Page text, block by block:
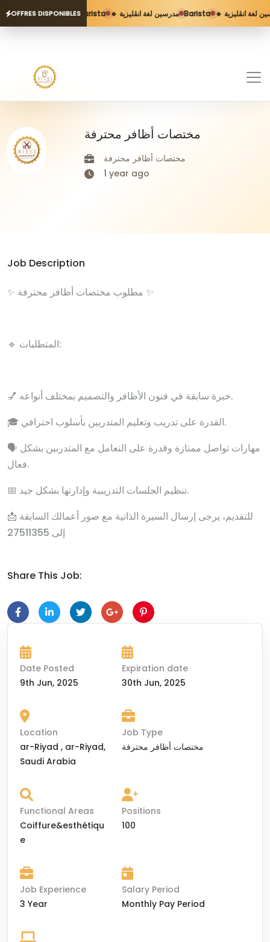
OFFRES DISPONIBLESBarista 🔹 مدرسين لغة انڨليزية Barista لغة انڨليزية
مختصات أظافر محترفة
مختصات أظافر محترفة
1 year ago
Job Description
✨ مطلوب مختصات أظافر محترفة ✨
🔹 المتطلبات:
💅 خبرة سابقة في فنون الأظافر والتصميم بمختلف أنواعه.
🎓 القدرة على تدريب وتعليم المتدربين بأسلوب احترافي.
🗣️ مهارات تواصل ممتازة وقدرة على التعامل مع المتدربين بشكل
فعال.
📅 تنظيم الجلسات التدريبية وإدارتها بشكل جيد.
📩 للتقديم، يرجى إرسال السيرة الذاتية مع صور أعمالك السابقة
إلى 27511355
Share This Job:
Date Posted
9th Jun, 2025
Expiration date
30th Jun, 2025
Location
ar-Riyad , ar-Riyad,
Saudi Arabia
Job Type
مختصات أظافر محترفة
Functional Areas
Coiffure&esthétiqu
e
Positions
100
Job Experience
3 Year
Salary Period
Monthly Pay Period